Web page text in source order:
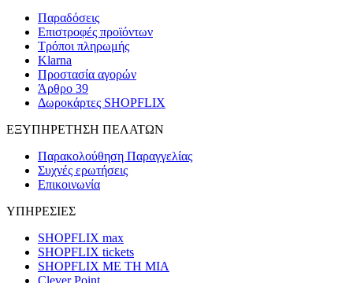
Παραδόσεις
Επιστροφές προϊόντων
Τρόποι πληρωμής
Klarna
Προστασία αγορών
Άρθρο 39
Δωροκάρτες SHOPFLIX
ΕΞΥΠΗΡΕΤΗΣΗ ΠΕΛΑΤΩΝ
Παρακολούθηση Παραγγελίας
Συχνές ερωτήσεις
Επικοινωνία
ΥΠΗΡΕΣΙΕΣ
SHOPFLIX max
SHOPFLIX tickets
SHOPFLIX ΜΕ ΤΗ ΜΙΑ
Clever Point